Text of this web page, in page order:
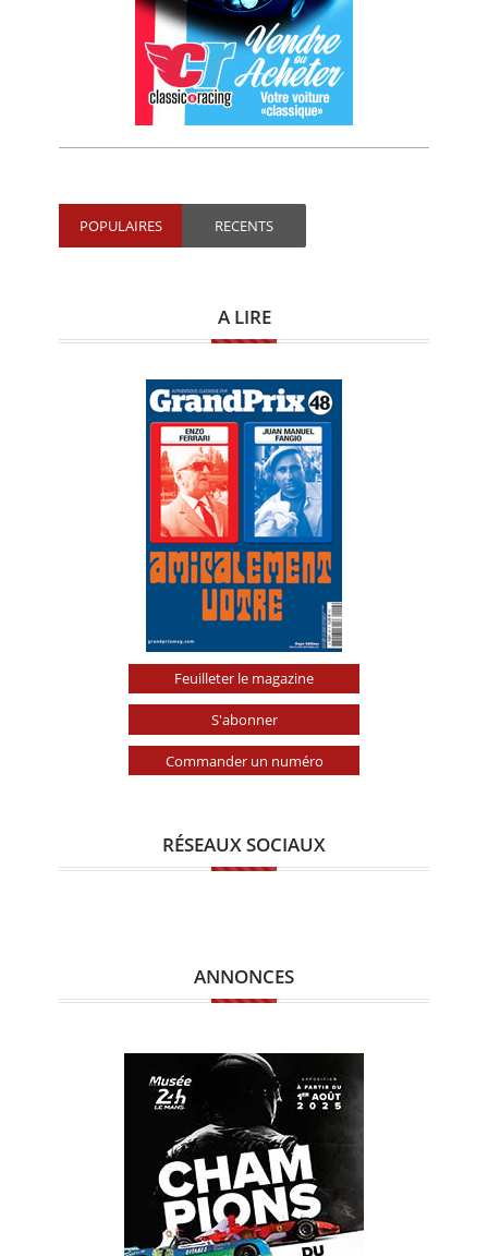
POPULAIRES RECENTS
A LIRE
Feuilleter le magazine
S'abonner
Commander un numéro
RÉSEAUX SOCIAUX
ANNONCES